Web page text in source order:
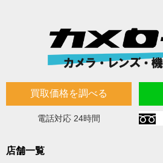
買取価格を調べる
電話対応 24時間
店舗一覧